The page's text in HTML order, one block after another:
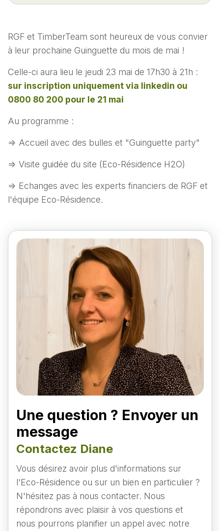
RGF et TimberTeam sont heureux de vous convier
à leur prochaine Guinguette du mois de mai !
Celle-ci aura lieu le jeudi 23 mai de 17h30 à 21h :
sur inscription uniquement via linkedin ou
0800 80 200 pour le 21 mai
Au programme :
=> Accueil avec des bulles et "Guinguette party"
=> Visite guidée du site (Eco-Résidence H2O)
=> Echanges avec les experts financiers de RGF et
l'équipe Eco-Résidence.
Une question ? Envoyer un
message
Contactez Diane
Vous désirez avoir plus d'informations sur
l'Eco-Résidence ou sur un bien en particulier ?
N'hésitez pas à nous contacter. Nous
répondrons avec plaisir à vos questions et
nous pourrons planifier un appel avec notre